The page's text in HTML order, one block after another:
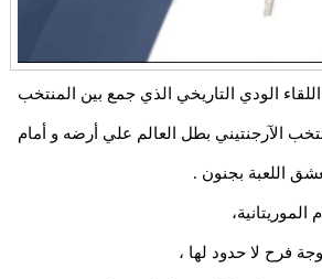
الودي التاريخي الذي جمع بين المنتخب
الآرجنتيني بطل العالم علي أرضه و أمام
اللعبة بجنون .
فرح لا حدود لها ،